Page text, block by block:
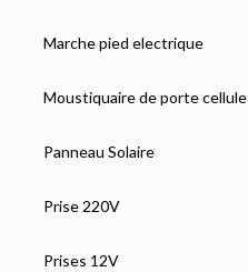
Marche pied electrique
Moustiquaire de porte cellule
Panneau Solaire
Prise 220V
Prises 12V